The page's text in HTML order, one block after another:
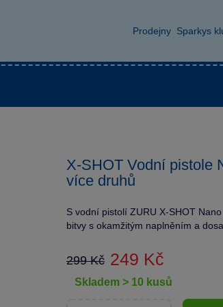
Prodejny Sparkys
X-SHOT Vodní pistole
více druhů
S vodní pistolí ZURU X-SHOT
bitvy s okamžitým naplněním a
299 Kč 249 Kč
skladem > 10 kusů